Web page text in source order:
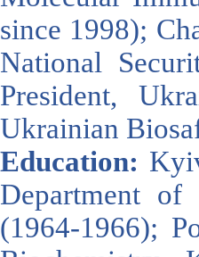
since 1998);
National
President,
Ukrainian
Education:
Department
(1964-1966);